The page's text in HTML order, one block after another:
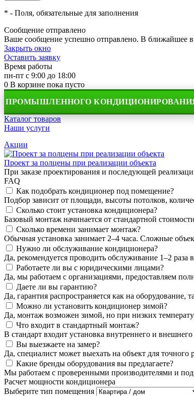
* - Поля, обязательные для заполнения
Сообщение отправлено
Ваше сообщение успешно отправлено. В ближайшее
Закрыть окно
Оставить заявку
Время работы
пн-пт с 9:00 до 18:00
0 В корзине пока пусто
КОНДИЦИОНИРОВАНИЯ И
Каталог товаров
Наши услуги
Акции
Проект за полцены при реализации объекта
При заказе проектирования и последующей
FAQ
Как подобрать кондиционер под помещение?
Подбор зависит от площади, высоты потолков,
Сколько стоит установка кондиционера?
Базовый монтаж начинается от стандартной
Сколько времени занимает монтаж?
Обычная установка занимает 2–4 часа. Сложные
Нужно ли обслуживание кондиционера?
Да, рекомендуется проводить обслуживание 1–2
Работаете ли вы с юридическими лицами?
Да, мы работаем с организациями, предоставляем
Даете ли вы гарантию?
Да, гарантия распространяется как на
Можно ли установить кондиционер зимой?
Да, монтаж возможен зимой, но при низких
Что входит в стандартный монтаж?
В стандарт входит установка внутреннего и
Вы выезжаете на замер?
Да, специалист может выехать на объект для точного
Какие бренды оборудования вы предлагаете?
Мы работаем с проверенными производителями и
Расчет мощности кондиционера
Выберите тип помещения